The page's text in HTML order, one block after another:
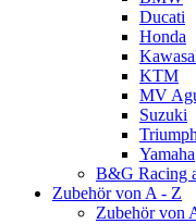
Ducati
Honda
KTM
MV
Suzuki
Triumph
Yamaha
B&G Racing
Zubehör von A - Z
Zubehör von